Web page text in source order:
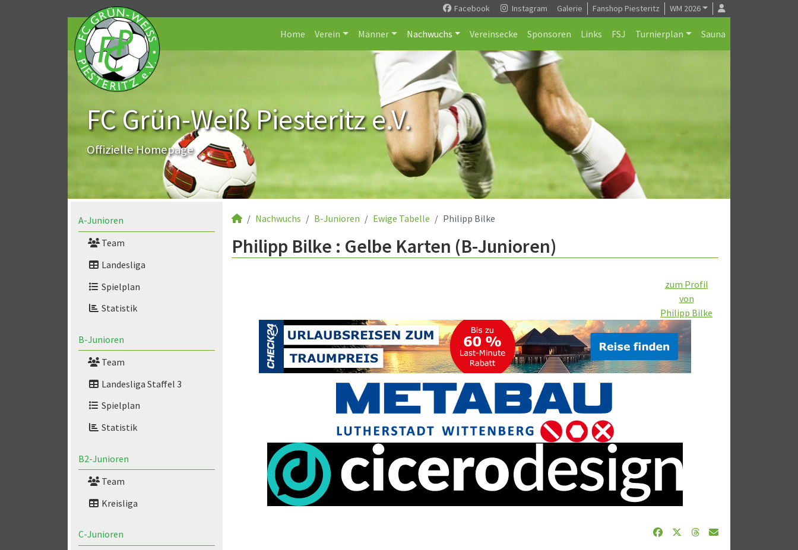
Facebook Instagram Galerie Fanshop Piesteritz WM 2026
Home Verein Männer Nachwuchs Vereinsecke Sponsoren Links FSJ Turnierplan Sauna
FC Grün-Weiß Piesteritz e.V.
Offizielle Homepage
A-Junioren
Team
Landesliga
Spielplan
Statistik
B-Junioren
Team
Landesliga Staffel 3
Spielplan
Statistik
B2-Junioren
Team
Kreisliga
C-Junioren
Nachwuchs B-Junioren Ewige Tabelle Philipp Bilke
Philipp Bilke : Gelbe Karten (B-Junioren)
zum Profil
von
Philipp Bilke